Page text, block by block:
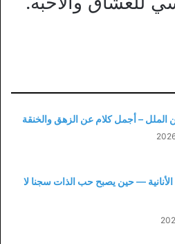
الملل – أجمل كلام عن الزهق والخنقة
— حين يصبح حب الذات سجنا لا